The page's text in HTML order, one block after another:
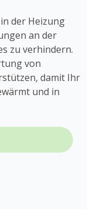
der Heizung
an der
zu verhindern.
von
damit Ihr
und in